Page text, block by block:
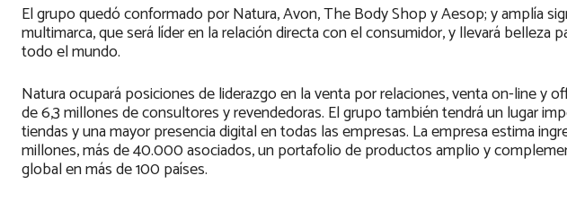
El grupo quedó conformado por Natura, Avon, The Body Shop y Aesop; y amplía
multimarca, que será líder en la relación directa con el consumidor, y llevará
todo el mundo.
Natura ocupará posiciones de liderazgo en la venta por relaciones, venta on-line y
de 6,3 millones de consultores y revendedoras. El grupo también tendrá un lugar
tiendas y una mayor presencia digital en todas las empresas. La empresa estima
millones, más de 40.000 asociados, un portafolio de productos amplio y
global en más de 100 países.